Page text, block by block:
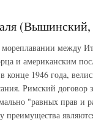
мореплавании
и американским
1946 года,
Римский договор
"равных прав и
преимущества